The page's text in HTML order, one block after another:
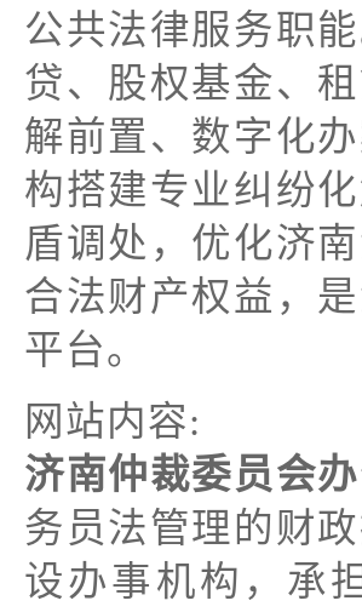
公共法律服务职
贷、股权基金、
解前置、数字化
构搭建专业纠纷
盾调处，优化济
合法财产权益，
平台。
网站内容:
济南仲裁委员会
务员法管理的财
设办事机构，承